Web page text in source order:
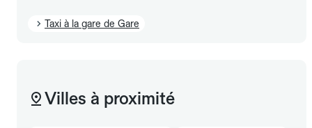
Taxi à la gare de Gare
Villes à proximité